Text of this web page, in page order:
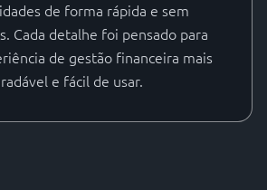
de forma rápida e sem
Cada detalhe foi pensado para
de gestão financeira mais
e fácil de usar.